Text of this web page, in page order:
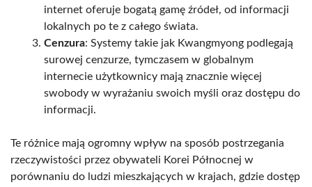
internet oferuje bogatą gamę źródeł, od informacji
lokalnych po te z całego świata.
Cenzura: Systemy takie jak Kwangmyong podlegają
surowej cenzurze, tymczasem w globalnym
internecie użytkownicy mają znacznie więcej
swobody w wyrażaniu swoich myśli oraz dostępu do
informacji.
Te różnice mają ogromny wpływ na sposób postrzegania
rzeczywistości przez obywateli Korei Północnej w
porównaniu do ludzi mieszkających w krajach, gdzie dostęp